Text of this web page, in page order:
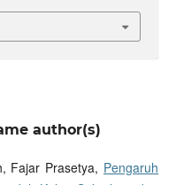
author(s)
Fajar Prasetya, Pengaruh